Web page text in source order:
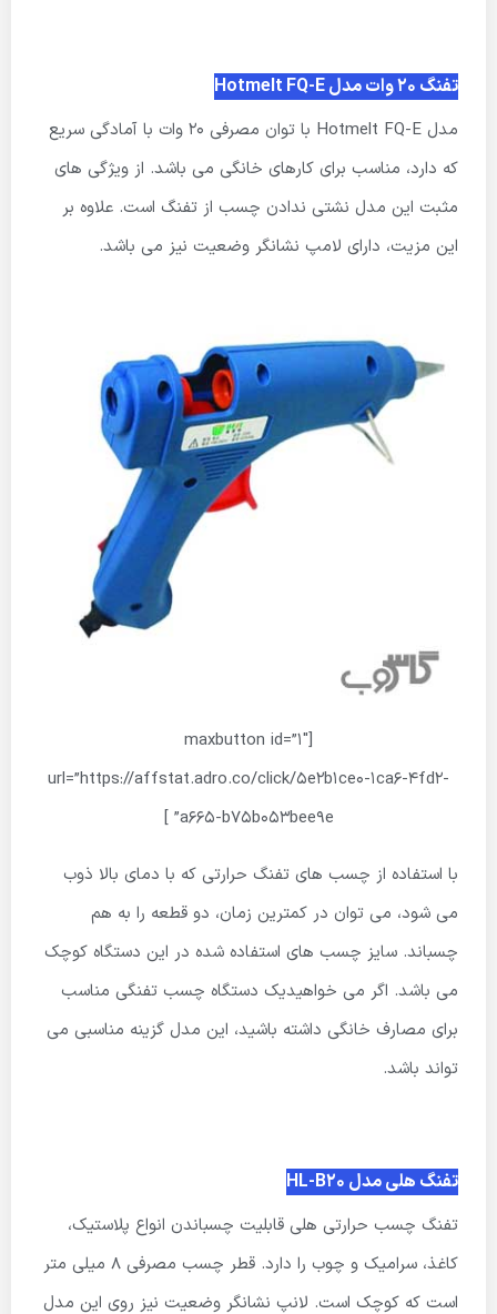
تفنگ 20 وات مدل Hotmelt FQ-E
مدل Hotmelt FQ-E با توان مصرفی 20 وات با آمادگی سریع
که دارد، مناسب برای کارهای خانگی می باشد. از ویژگی های
مثبت این مدل نشتی ندادن چسب از تفنگ است. علاوه بر
این مزیت، دارای لامپ نشانگر وضعیت نیز می باشد.
[maxbutton id=”1″
url=”https://affstat.adro.co/click/5e2b1ce0-1ca6-4fd2-
a665-b75b053bee9e” ]
با استفاده از چسب های تفنگ حرارتی که با دمای بالا ذوب
می شود، می توان در کمترین زمان، دو قطعه را به هم
چسباند. سایز چسب های استفاده شده در این دستگاه کوچک
می باشد. اگر می خواهیدیک دستگاه چسب تفنگی مناسب
برای مصارف خانگی داشته باشید، این مدل گزینه مناسبی می
تواند باشد.
تفنگ هلی مدل HL-B20
تفنگ چسب حرارتی هلی قابلیت چسباندن انواع پلاستیک،
کاغذ، سرامیک و چوب را دارد. قطر چسب مصرفی 8 میلی متر
است که کوچک است. لانپ نشانگر وضعیت نیز روی این مدل